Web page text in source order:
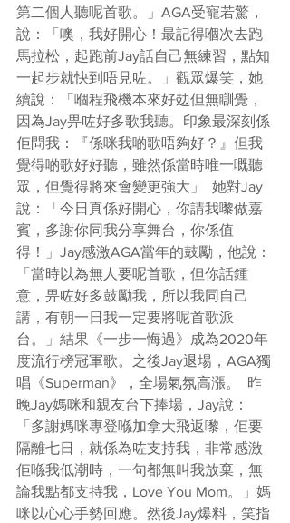
第二個人聽呢首歌。」AGA受寵若驚，
說：「噢，我好開心！最記得嗰次去跑
馬拉松，起跑前Jay話自己無練習，點知
一起步就快到唔見咗。」觀眾爆笑，她
續說：「嗰程飛機本來好攰但無瞓覺，
因為Jay畀咗好多歌我聽。印象最深刻係
佢問我：『係咪我啲歌唔夠好？』但我
覺得啲歌好好聽，雖然係當時唯一嘅聽
眾，但覺得將來會變更強大」  她對Jay
說：「今日真係好開心，你請我嚟做嘉
賓，多謝你同我分享舞台，你係值
得！」Jay感激AGA當年的鼓勵，他說：
「當時以為無人要呢首歌，但你話鍾
意，畀咗好多鼓勵我，所以我同自己
講，有朝一日我一定要將呢首歌派
台。」結果《一步一悔過》成為2020年
度流行榜冠軍歌。之後Jay退場，AGA獨
唱《Superman》，全場氣氛高漲。  昨
晚Jay媽咪和親友台下捧場，Jay說：
「多謝媽咪專登喺加拿大飛返嚟，佢要
隔離七日，就係為咗支持我，非常感激
佢喺我低潮時，一句都無叫我放棄，無
論我點都支持我，Love You Mom。」媽
咪以心心手勢回應。然後Jay爆料，笑指